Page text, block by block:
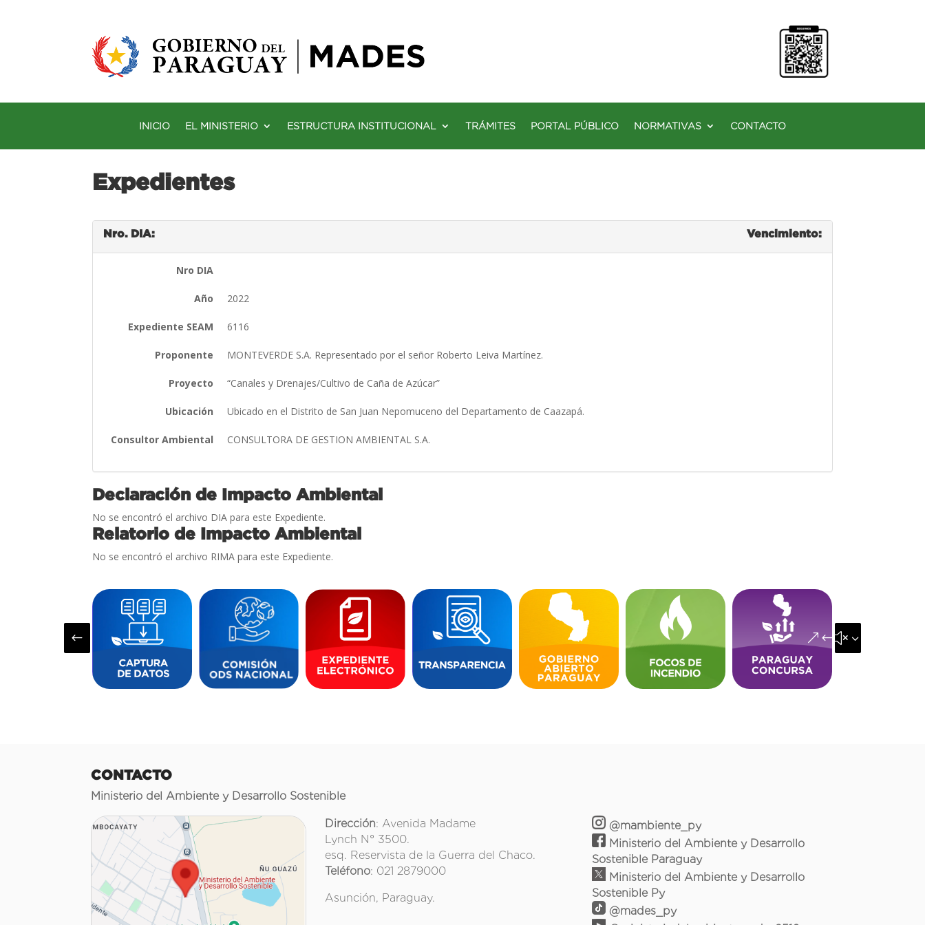
INICIO EL MINISTERIO ESTRUCTURA INSTITUCIONAL TRÁMITES PORTAL PÚBLICO NORMATIVAS CONTACTO
Expedientes
Nro. DIA: Vencimiento:
Nro DIA
Año 2022
Expediente SEAM 6116
Proponente MONTEVERDE S.A. Representado por el señor Roberto Leiva Martínez.
Proyecto “Canales y Drenajes/Cultivo de Caña de Azúcar”
Ubicación Ubicado en el Distrito de San Juan Nepomuceno del Departamento de Caazapá.
Consultor Ambiental CONSULTORA DE GESTION AMBIENTAL S.A.
Declaración de Impacto Ambiental
No se encontró el archivo DIA para este Expediente.
Relatorio de Impacto Ambiental
No se encontró el archivo RIMA para este Expediente.
# &#x35;
CONTACTO
Ministerio del Ambiente y Desarrollo Sostenible
Dirección: Avenida Madame
Lynch N° 3500.
esq. Reservista de la Guerra del Chaco.
Teléfono: 021 2879000
Asunción, Paraguay.
@mambiente_py
Ministerio del Ambiente y Desarrollo
Sostenible Paraguay
Ministerio del Ambiente y Desarrollo
Sostenible Py
@mades_py